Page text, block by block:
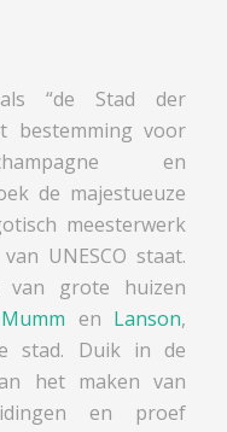
“de Stad der
bestemming voor
en
de majestueuze
meesterwerk
UNESCO staat.
van grote huizen
Mumm en Lanson,
stad. Duik in de
het maken van
en proef